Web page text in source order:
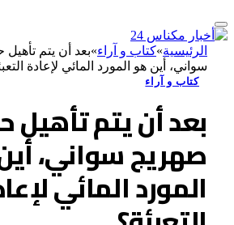
الرئيسية»كتاب و آراء»بعد أن يتم
سواني، أين هو المورد المائي لإعادة
كتاب و آراء
بعد أن يتم
صهريج سواني،
المورد المائي